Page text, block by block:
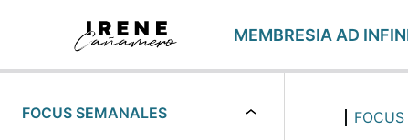
MEMBRESIA AD
FOCUS SEMANALES